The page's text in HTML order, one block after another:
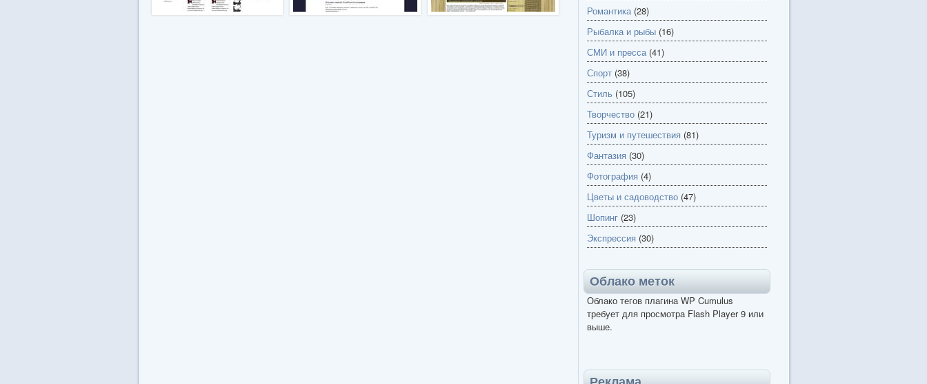
Романтика(28)
Рыбалка и рыбы (16)
СМИ и пресса(41)
Спорт (38)
Стиль (105)
Творчество (21)
Туризм и путешествия (81)
Фантазия (30)
Фотография (4)
Цветы и садоводство (47)
Шопинг (23)
Экспрессия (30)
Облако меток
Облако тегов плагина WP Cumulus
требует для просмотра Flash Player 9 или
выше.